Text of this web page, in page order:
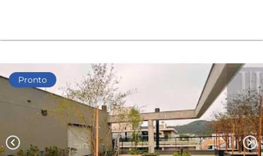
Pronto
chevron_left chevron_right